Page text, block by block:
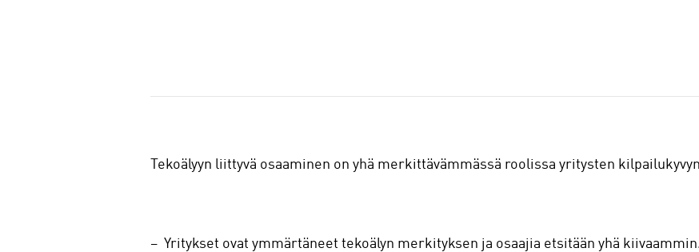
a
Tekoälyyn liittyvä osaaminen on yhä merkittävämmässä roolissa yritysten
– Yritykset ovat ymmärtäneet tekoälyn merkityksen ja osaajia etsitään yhä